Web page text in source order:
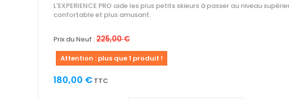
L'EXPERIENCE PRO aide les plus petits skieurs à passer au niveau
confortable et plus amusant.
Prix du Neuf :225,00 €
Attention : plus que 1 produit !
180,00 € TTC